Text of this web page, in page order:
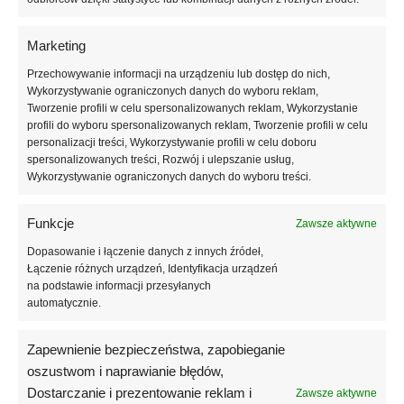
Marketing
Przechowywanie informacji na urządzeniu lub dostęp do nich,
Wykorzystywanie ograniczonych danych do wyboru reklam,
Tworzenie profili w celu spersonalizowanych reklam, Wykorzystanie
profili do wyboru spersonalizowanych reklam, Tworzenie profili w celu
personalizacji treści, Wykorzystywanie profili w celu doboru
spersonalizowanych treści, Rozwój i ulepszanie usług,
Wykorzystywanie ograniczonych danych do wyboru treści.
Funkcje Zawsze aktywne
Dopasowanie i łączenie danych z innych źródeł,
Łączenie różnych urządzeń, Identyfikacja urządzeń
na podstawie informacji przesyłanych
automatycznie.
Zapewnienie bezpieczeństwa, zapobieganie
oszustwom i naprawianie błędów,
Dostarczanie i prezentowanie reklam i
Zawsze aktywne
NAILSOFTHEDAY Potal Base 20 doskonale sprawdzi się jako
samodzielna stylizacja – wystarczy zabezpieczyć ją topem, aby
uzyskać kompletny manicure z dekoracyjnym wykończeniem. Baza
może być również wykorzystana jako element bardziej
zaawansowanych stylizacji nail art, w połączeniu z topem błyszczącym
lub matowym. Liliowa tonacja z holograficznymi akcentami idealnie
Baza charakteryzuje się odpowiednio wyważoną konsystencją, która
zapewnia pełną kontrolę podczas aplikacji. Umożliwia delikatne
wyrównanie powierzchni paznokcia oraz subtelną nadbudowę, co
wpływa na estetyczny wygląd stylizacji już na etapie bazy. Produkt
noszenia manicure oraz jego trwałość.
NAILSOFTHEDAY Potal Base 20 przeznaczona jest do utwardzania w